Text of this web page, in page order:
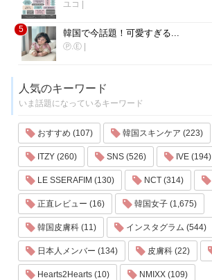
ユコ |
5 韓国で今話題！可愛すぎる...
Ⓟ.Ⓔ |
人気のキーワード
いま話題になっているキーワード
おすすめ (107) 韓国スキンケア (223)
ITZY (260) SNS (526) IVE (194)
LE SSERAFIM (130) NCT (314)
正直レビュー (16) 韓国女子 (1,675)
韓国皮膚科 (11) インスタグラム (544)
日本人メンバー (134) 皮膚科 (22)
Hearts2Hearts (10) NMIXX (109)